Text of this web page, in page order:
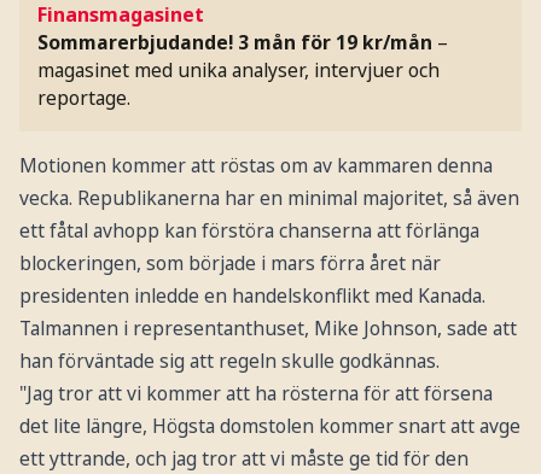
Finansmagasinet
Sommarerbjudande! 3 mån för 19 kr/mån –
magasinet med unika analyser, intervjuer och
reportage.
Motionen kommer att röstas om av kammaren denna
vecka. Republikanerna har en minimal majoritet, så även
ett fåtal avhopp kan förstöra chanserna att förlänga
blockeringen, som började i mars förra året när
presidenten inledde en handelskonflikt med Kanada.
Talmannen i representanthuset, Mike Johnson, sade att
han förväntade sig att regeln skulle godkännas.
"Jag tror att vi kommer att ha rösterna för att försena
det lite längre, Högsta domstolen kommer snart att avge
ett yttrande, och jag tror att vi måste ge tid för den